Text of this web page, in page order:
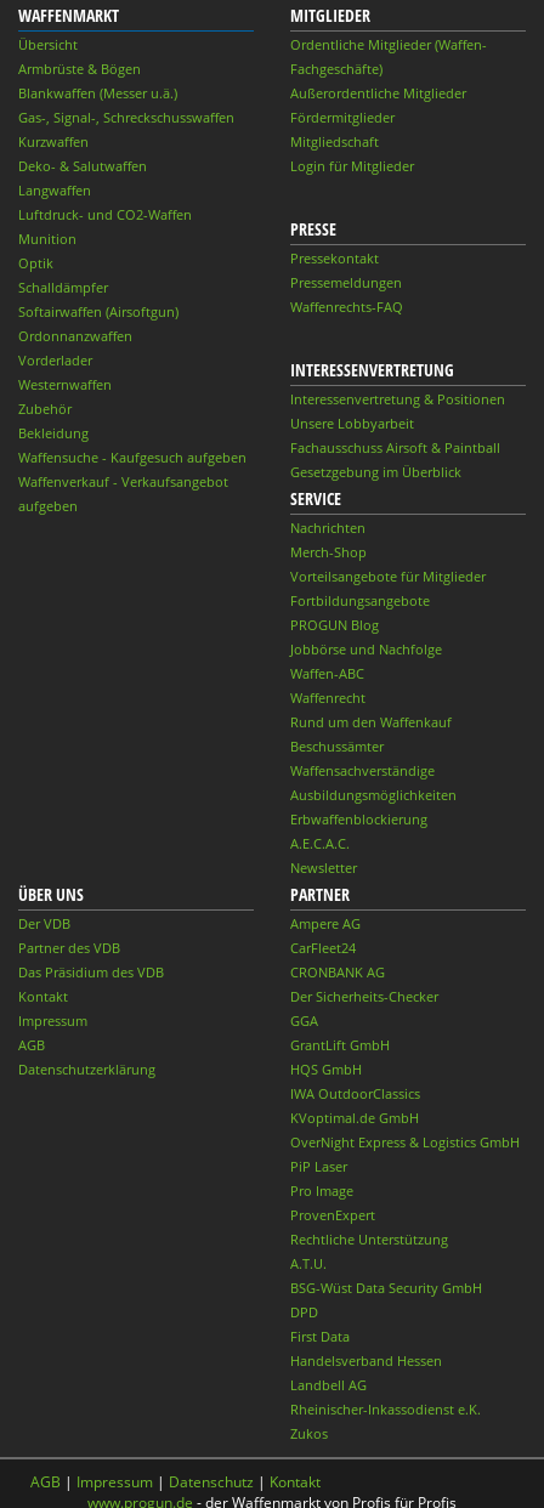
WAFFENMARKT
Übersicht
Armbrüste & Bögen
Blankwaffen (Messer u.ä.)
Gas-, Signal-, Schreckschusswaffen
Kurzwaffen
Deko- & Salutwaffen
Langwaffen
Luftdruck- und CO2-Waffen
Munition
Optik
Schalldämpfer
Softairwaffen (Airsoftgun)
Ordonnanzwaffen
Vorderlader
Westernwaffen
Zubehör
Bekleidung
Waffensuche - Kaufgesuch aufgeben
Waffenverkauf - Verkaufsangebot
aufgeben
MITGLIEDER
Ordentliche Mitglieder (Waffen-
Fachgeschäfte)
Außerordentliche Mitglieder
Fördermitglieder
Mitgliedschaft
Login für Mitglieder
PRESSE
Pressekontakt
Pressemeldungen
Waffenrechts-FAQ
INTERESSENVERTRETUNG
Interessenvertretung & Positionen
Unsere Lobbyarbeit
Fachausschuss Airsoft & Paintball
Gesetzgebung im Überblick
SERVICE
Nachrichten
Merch-Shop
Vorteilsangebote für Mitglieder
Fortbildungsangebote
PROGUN Blog
Jobbörse und Nachfolge
Waffen-ABC
Waffenrecht
Rund um den Waffenkauf
Beschussämter
Waffensachverständige
Ausbildungsmöglichkeiten
Erbwaffenblockierung
A.E.C.A.C.
Newsletter
ÜBER UNS
Der VDB
Partner des VDB
Das Präsidium des VDB
Kontakt
Impressum
AGB
Datenschutzerklärung
PARTNER
Ampere AG
CarFleet24
CRONBANK AG
Der Sicherheits-Checker
GGA
GrantLift GmbH
HQS GmbH
IWA OutdoorClassics
KVoptimal.de GmbH
OverNight Express & Logistics GmbH
PiP Laser
Pro Image
ProvenExpert
Rechtliche Unterstützung
A.T.U.
BSG-Wüst Data Security GmbH
DPD
First Data
Handelsverband Hessen
Landbell AG
Rheinischer-Inkassodienst e.K.
Zukos
AGB | Impressum | Datenschutz | Kontakt
www.progun.de - der Waffenmarkt von Profis für Profis